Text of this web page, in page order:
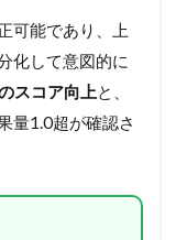
可能であり、上
化して意図的に
スコア向上と、
量1.0超が確認さ